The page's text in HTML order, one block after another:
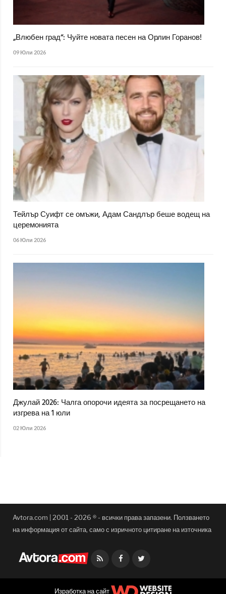
„Влюбен град“: Чуйте новата песен на Орлин Горанов!
09 Юли 2026
Тейлър Суифт се омъжи, Адам Сандлър беше водещ на
церемонията
06 Юли 2026
Джулай 2026: Чалга опорочи идеята за посрещането на
изгрева на 1 юли
02 Юли 2026
Avtora.com | 2001 - 2026 ® - всички права запазени. Ползването
на информация от сайта, само с изричното цитиране на източника
Facebook
Изработка на сайт